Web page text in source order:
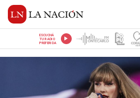
ESCUCHÁ
TU RADIO
PREFERIDA